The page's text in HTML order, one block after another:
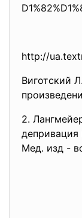
http://
Виготский
2.
депривация
Мед. изд -